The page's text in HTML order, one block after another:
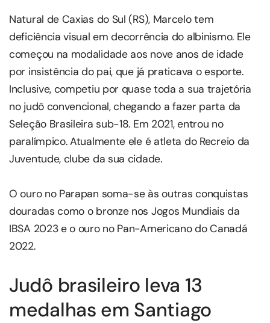
Natural de Caxias do Sul (RS), Marcelo tem
deficiência visual em decorrência do albinismo. Ele
começou na modalidade aos nove anos de idade
por insistência do pai, que já praticava o esporte.
Inclusive, competiu por quase toda a sua trajetória
no judô convencional, chegando a fazer parta da
Seleção Brasileira sub-18. Em 2021, entrou no
paralímpico. Atualmente ele é atleta do Recreio da
Juventude, clube da sua cidade.
O ouro no Parapan soma-se às outras conquistas
douradas como o bronze nos Jogos Mundiais da
IBSA 2023 e o ouro no Pan-Americano do Canadá
2022.
Judô brasileiro leva 13
medalhas em Santiago